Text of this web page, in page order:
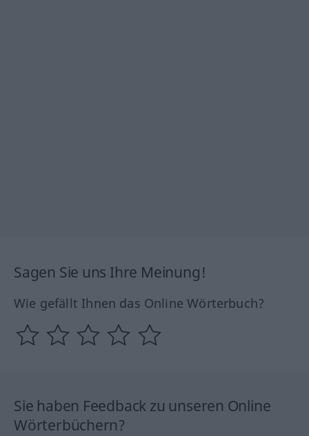
Sagen Sie uns Ihre Meinung!
Wie gefällt Ihnen das Online Wörterbuch?
Sie haben Feedback zu unseren Online
Wörterbüchern?